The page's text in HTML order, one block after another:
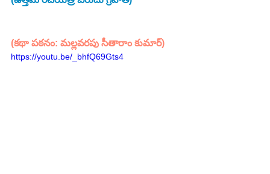
(కథా పఠనం: మల్లవరపు సీతారాం కుమార్)
https://youtu.be/_bhfQ69Gts4